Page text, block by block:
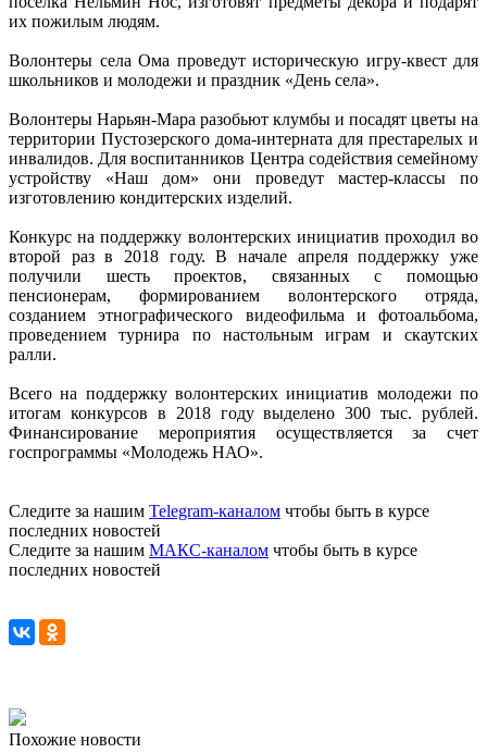
их пожилым людям.
Волонтеры села Ома проведут историческую игру-квест для
школьников и молодежи и праздник «День села».
Волонтеры Нарьян-Мара разобьют клумбы и посадят цветы на
территории Пустозерского дома-интерната для престарелых и
инвалидов. Для воспитанников Центра содействия семейному
устройству «Наш дом» они проведут мастер-классы по
изготовлению кондитерских изделий.
Конкурс на поддержку волонтерских инициатив проходил во
второй раз в 2018 году. В начале апреля поддержку уже
получили шесть проектов, связанных с помощью
пенсионерам, формированием волонтерского отряда,
созданием этнографического видеофильма и фотоальбома,
проведением турнира по настольным играм и скаутских
ралли.
Всего на поддержку волонтерских инициатив молодежи по
итогам конкурсов в 2018 году выделено 300 тыс. рублей.
Финансирование мероприятия осуществляется за счет
госпрограммы «Молодежь НАО».
Следите за нашим Telegram-каналом чтобы быть в курсе
последних новостей
Следите за нашим МАКС-каналом чтобы быть в курсе
последних новостей
Похожие новости